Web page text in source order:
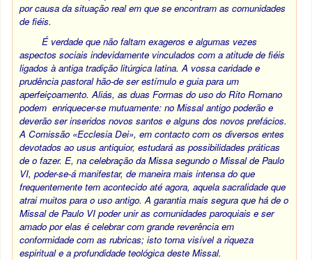
por causa da situação real em que se encontram as comunidades
de fiéis.
É verdade que não faltam exageros e algumas vezes
aspectos sociais indevidamente vinculados com a atitude de fiéis
ligados à antiga tradição litúrgica latina. A vossa caridade e
prudência pastoral hão-de ser estímulo e guia para um
aperfeiçoamento. Aliás, as duas Formas do uso do Rito Romano
podem enriquecer-se mutuamente: no Missal antigo poderão e
deverão ser inseridos novos santos e alguns dos novos prefácios.
A Comissão «Ecclesia Dei», em contacto com os diversos entes
devotados aousus antiquior, estudará as possibilidades práticas
de o fazer. E, na celebração da Missa segundo o Missal de Paulo
VI, poder-se-á manifestar, de maneira mais intensa do que
frequentemente tem acontecido até agora, aquela sacralidade que
atrai muitos para o uso antigo. A garantia mais segura que há de o
Missal de Paulo VI poder unir as comunidades paroquiais e ser
amado por elas é celebrar com grande reverência em
conformidade com as rubricas; isto torna visível a riqueza
espiritual e a profundidade teológica deste Missal.